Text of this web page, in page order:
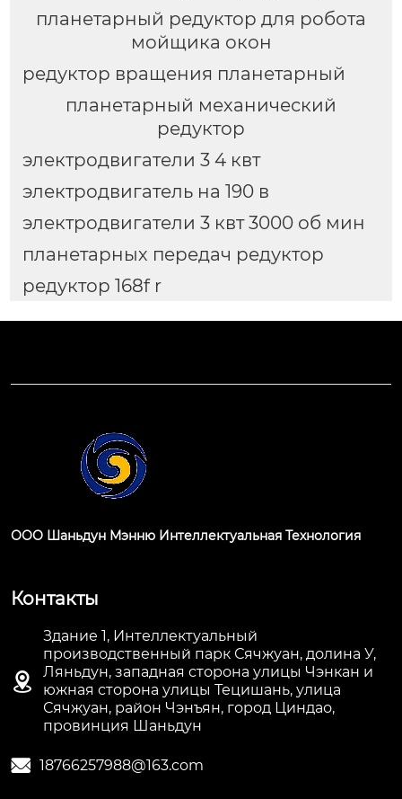
планетарный редуктор для робота
мойщика окон
редуктор вращения планетарный
планетарный механический
редуктор
электродвигатели 3 4 квт
электродвигатель на 190 в
электродвигатели 3 квт 3000 об мин
планетарных передач редуктор
редуктор 168f r
ООО Шаньдун Мэнню Интеллектуальная Технология
Контакты

Здание 1, Интеллектуальный
производственный парк Сячжуан, долина У,
Ляньдун, западная сторона улицы Чэнкан и
южная сторона улицы Тецишань, улица
Сячжуан, район Чэнъян, город Циндао,
провинция Шаньдун
 18766257988@163.com